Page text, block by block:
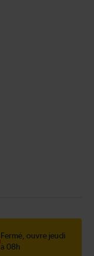
Fermé, ouvre jeudi
à 08h